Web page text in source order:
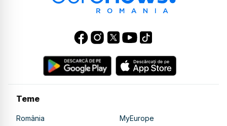
Teme
România
MyEurope